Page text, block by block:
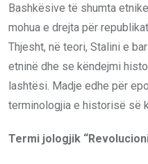
Bashkësive të shumta
mohua e drejta për
Thjesht, në teori, Stalini e
etninë dhe se këndejmi
lashtësi. Madje edhe për
terminologjia e historisë së
Termi jologjik